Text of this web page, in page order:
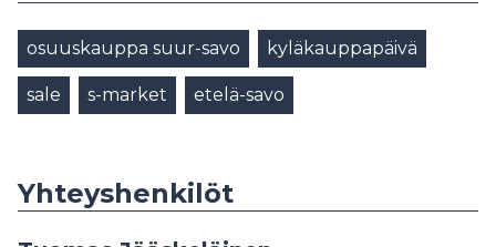
osuuskauppa suur-savo kyläkauppapäivä
sale s-market etelä-savo
Yhteyshenkilöt